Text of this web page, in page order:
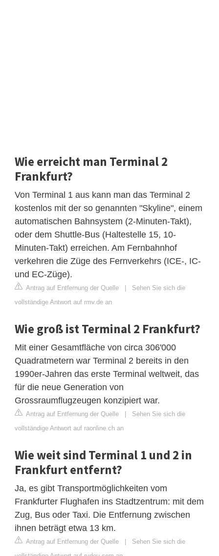
Wie erreicht man Terminal 2
Frankfurt?
Von Terminal 1 aus kann man das Terminal 2
kostenlos mit der so genannten "Skyline", einem
automatischen Bahnsystem (2-Minuten-Takt),
oder dem Shuttle-Bus (Haltestelle 15, 10-
Minuten-Takt) erreichen. Am Fernbahnhof
verkehren die Züge des Fernverkehrs (ICE-, IC-
und EC-Züge).
Antrag auf Entfernung der Quelle | Sehen Sie sich die
vollständige Antwort auf rmv.de an
Wie groß ist Terminal 2 Frankfurt?
Mit einer Gesamtfläche von circa 306'000
Quadratmetern war Terminal 2 bereits in den
1990er-Jahren das erste Terminal weltweit, das
für die neue Generation von
Grossraumflugzeugen konzipiert war.
Antrag auf Entfernung der Quelle | Sehen Sie sich die
vollständige Antwort auf raonline.ch an
Wie weit sind Terminal 1 und 2 in
Frankfurt entfernt?
Ja, es gibt Transportmöglichkeiten vom
Frankfurter Flughafen ins Stadtzentrum: mit dem
Zug, Bus oder Taxi. Die Entfernung zwischen
ihnen beträgt etwa 13 km.
Antrag auf Entfernung der Quelle | Sehen Sie sich die